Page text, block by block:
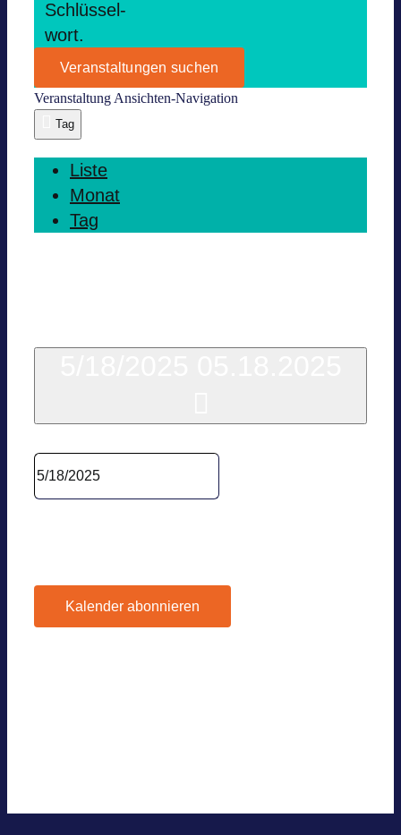
Schlüs­sel­
wort.
Veranstaltungen suchen
Ver­an­stal­tung Ansich­ten-Navi­ga­tion
Tag
Liste
Monat
Tag
Kalender abonnieren